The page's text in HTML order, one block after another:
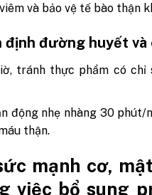
và bảo vệ tế bào thận
định đường huyết và
tránh thực phẩm có chỉ
động nhẹ nhàng 30
thận.
mạnh cơ,
việc bổ sung